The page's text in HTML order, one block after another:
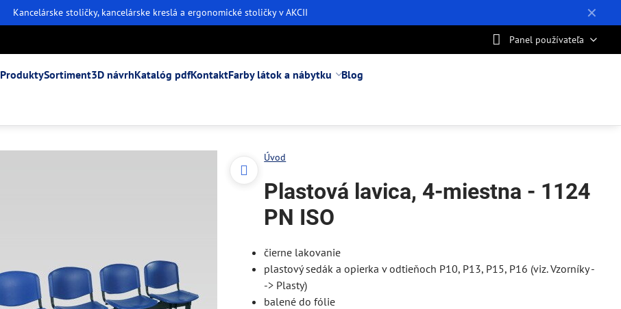
✕
Kancelárske stoličky, kancelárske kreslá a ergonomické stoličky v AKCII
Panel používateľa
ProduktySortiment3D návrhKatalóg pdfKontaktFarby látok a nábytku Blog
Úvod
Plastová lavica, 4-miestna - 1124
PN ISO
čierne lakovanie
plastový sedák a opierka v odtieňoch P10, P13, P15, P16 (viz. Vzorníky -
-> Plasty)
balené do fólie